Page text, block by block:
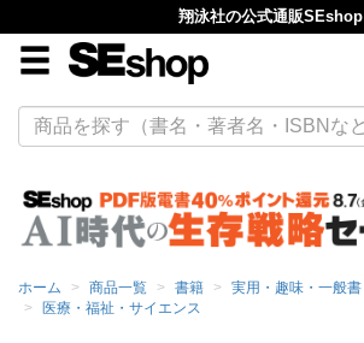
翔泳社の公式通販SEshop
ホーム 商品一覧 書籍
実用・趣味・一般書
医療・福祉・サイエンス